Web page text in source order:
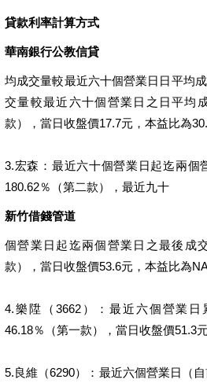
貸款利率計算方式
華南銀行公教信貸
均成交量較最近六十個營業日日平均
交量較最近六十個營業日之日平均
款），當日收盤價17.7元，本益比為
3.宏森：最近六十個營業日起迄兩個
180.62％（第二款），最近九十
新竹借錢管道
個營業日起迄兩個營業日之最後成
款），當日收盤價53.6元，本益比為NA
4.樂陞（3662）：最近六個營業
46.18％（第一款），當日收盤價51.3
5.良維（6290）：最近六個營業日（